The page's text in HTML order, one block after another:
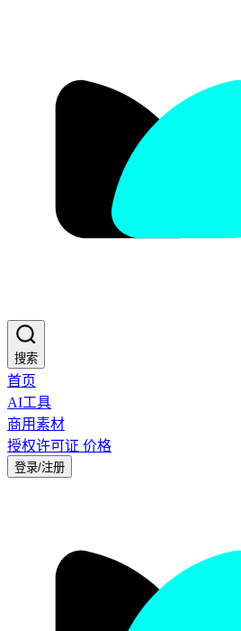
搜索
首页
AI工具
商用素材
授权许可证 价格
登录/注册